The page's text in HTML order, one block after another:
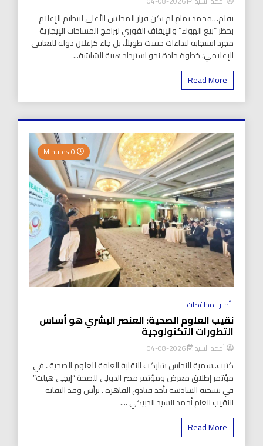
بقلم…محمد تمام لم يكن قرار المجلس الأعلى لتنظيم الإعلام
بحظر “بيع الهواء” والإيقاف الفوري لبرامج المساحات الإيجارية
مجرد استجابة لنداءات خفتت طويلاً، بل جاء كإعلان دولة للتعافي
الإعلامي؛ خطوة جادة نحو استرداد هيبة الشاشة...
Read More
أخبار المحافظات
نقيب العلوم الصحية: العنصر البشري هو أساس
التطورات التكنولوجية
أحمد السيد 2026-08-04
كتبت..سمية النحاس شاركت النقابة العامة للعلوم الصحية ، في
مؤتمر إطلاق معرض ومؤتمر مصر الدولي للصحة “إيجي هيلث”
في نسخته السادسة بأحد فنادق القاهرة . ترأس وفد النقابة
النقيب العام أحمد السيد الدبيكي ،...
Read More